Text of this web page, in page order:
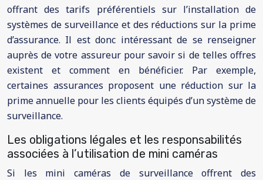
offrant des tarifs préférentiels sur l’installation de
systèmes de surveillance et des réductions sur la prime
d’assurance. Il est donc intéressant de se renseigner
auprès de votre assureur pour savoir si de telles offres
existent et comment en bénéficier. Par exemple,
certaines assurances proposent une réduction sur la
prime annuelle pour les clients équipés d’un système de
surveillance.
Les obligations légales et les responsabilités
associées à l’utilisation de mini caméras
Si les mini caméras de surveillance offrent des